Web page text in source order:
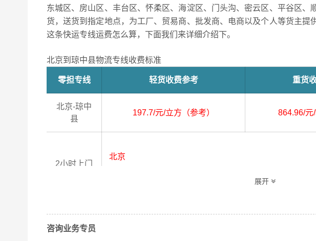
东城区、房山区、丰台区、怀柔区、海淀区、门头沟、密云区、平谷区、
货，送货到指定地点，为工厂、贸易商、批发商、电商以及个人等货主提
这条快运专线运费怎么算，下面我们来详细介绍下。
北京到琼中县物流专线收费标准
零担专线 轻货收费参考 重货
北京-琼中
县
197.7/元/立方（参考） 864.96/元/
2小时上门
北京
朝阳区、昌平区、石景山区、大兴区、东城区、房山
展开
咨询业务专员